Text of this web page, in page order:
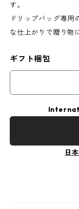
す。
ドリップバッグ専
な仕上がりで贈り物
ギフト梱包
日